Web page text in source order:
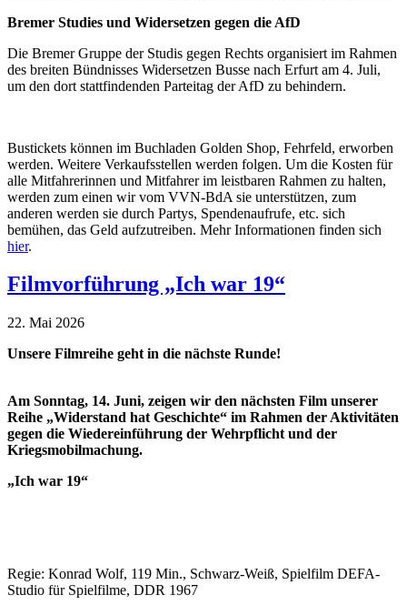
Bremer Studies und Widersetzen gegen die AfD
Die Bremer Gruppe der Studis gegen Rechts organisiert im Rahmen
des breiten Bündnisses Widersetzen Busse nach Erfurt am 4. Juli,
um den dort stattfindenden Parteitag der AfD zu behindern.
Bustickets können im Buchladen Golden Shop, Fehrfeld, erworben
werden. Weitere Verkaufsstellen werden folgen. Um die Kosten für
alle Mitfahrerinnen und Mitfahrer im leistbaren Rahmen zu halten,
werden zum einen wir vom VVN-BdA sie unterstützen, zum
anderen werden sie durch Partys, Spendenaufrufe, etc. sich
bemühen, das Geld aufzutreiben. Mehr Informationen finden sich
hier.
Filmvorführung „Ich war 19“
22. Mai 2026
Unsere Filmreihe geht in die nächste Runde!
Am Sonntag, 14. Juni, zeigen wir den nächsten Film unserer
Reihe „Widerstand hat Geschichte“ im Rahmen der Aktivitäten
gegen die Wiedereinführung der Wehrpflicht und der
Kriegsmobilmachung.
„Ich war 19“
Regie: Konrad Wolf, 119 Min., Schwarz-Weiß, Spielfilm DEFA-
Studio für Spielfilme, DDR 1967